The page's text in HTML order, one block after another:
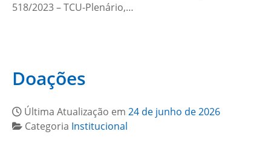
518/2023 – TCU-Plenário,…
Doações
Última Atualização em 24 de junho de 2026
Categoria Institucional